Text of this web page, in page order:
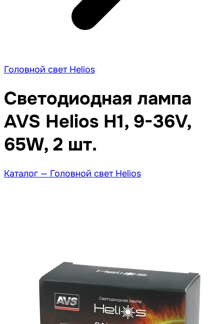
Головной свет Helios
Светодиодная лампа
AVS Helios H1, 9-36V,
65W, 2 шт.
Каталог — Головной свет Helios